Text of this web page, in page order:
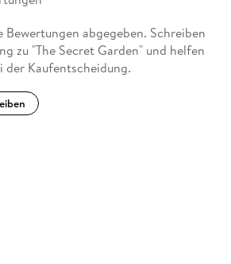
Bewertungen abgegeben. Schreiben
zu "The Secret Garden" und helfen
der Kaufentscheidung.